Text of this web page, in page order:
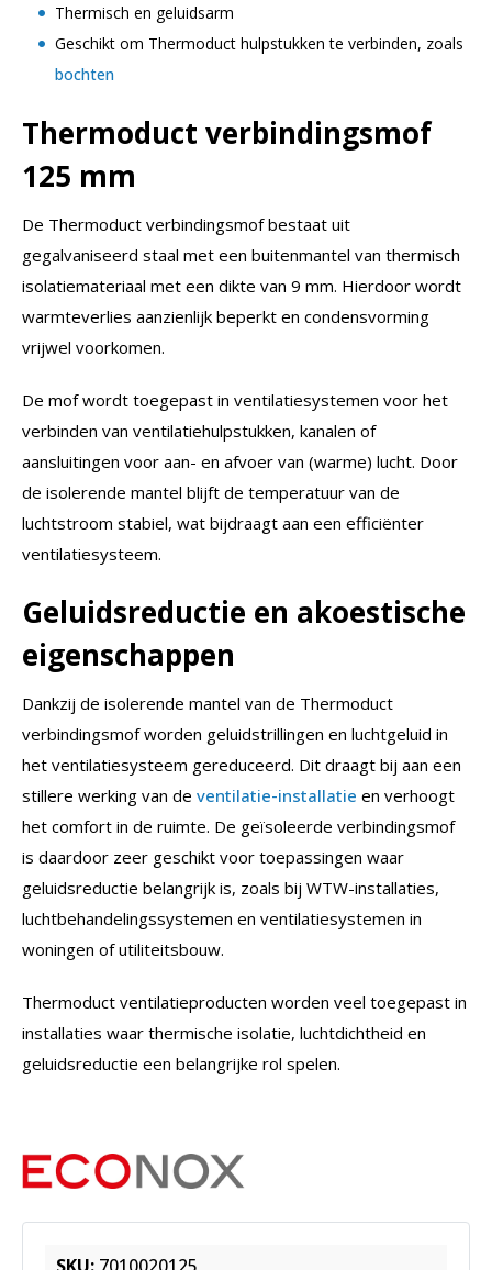
Thermisch en geluidsarm
Geschikt om Thermoduct hulpstukken te verbinden, zoals
bochten
Thermoduct verbindingsmof
125 mm
De Thermoduct verbindingsmof bestaat uit
gegalvaniseerd staal met een buitenmantel van thermisch
isolatiemateriaal met een dikte van 9 mm. Hierdoor wordt
warmteverlies aanzienlijk beperkt en condensvorming
vrijwel voorkomen.
De mof wordt toegepast in ventilatiesystemen voor het
verbinden van ventilatiehulpstukken, kanalen of
aansluitingen voor aan- en afvoer van (warme) lucht. Door
de isolerende mantel blijft de temperatuur van de
luchtstroom stabiel, wat bijdraagt aan een efficiënter
ventilatiesysteem.
Geluidsreductie en akoestische
eigenschappen
Dankzij de isolerende mantel van de Thermoduct
verbindingsmof worden geluidstrillingen en luchtgeluid in
het ventilatiesysteem gereduceerd. Dit draagt bij aan een
stillere werking van de ventilatie-installatie en verhoogt
het comfort in de ruimte. De geïsoleerde verbindingsmof
is daardoor zeer geschikt voor toepassingen waar
geluidsreductie belangrijk is, zoals bij WTW-installaties,
luchtbehandelingssystemen en ventilatiesystemen in
woningen of utiliteitsbouw.
Thermoduct ventilatieproducten worden veel toegepast in
installaties waar thermische isolatie, luchtdichtheid en
geluidsreductie een belangrijke rol spelen.